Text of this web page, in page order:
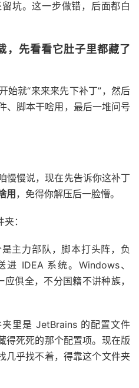
坑。这一步做错，后面都白
，先看看它肚子里都藏了
始就“来来来先下补丁”，然后
、脚本干啥用，最后一堆问号
慢慢说，现在先告诉你这补丁
用，免得你解压后一脸懵。
：
是主力部队，脚本打头阵，负
IDEA 系统。Windows、
俱全，不分国籍不讲种族，
夹里是 JetBrains 的配置文件
得死死的那个配置项。现在版
几乎找不着，得靠这个文件夹